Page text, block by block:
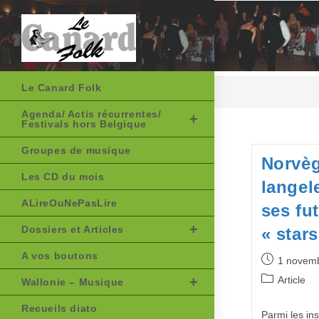
to
content
Le Canard Folk
Agenda/ Actis récurrentes/
Festivals hors Belgique
Groupes de musique
Les CD du mois
ALireOuNePasLire
Dossiers et Articles
A vos boutons
Wallonie – Musique
Recueils diato
ses
«
Publication
publiée :
1
PostArticle
Parmi les